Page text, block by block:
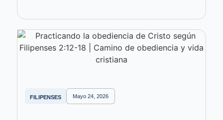
FILIPENSES Mayo 24, 2026